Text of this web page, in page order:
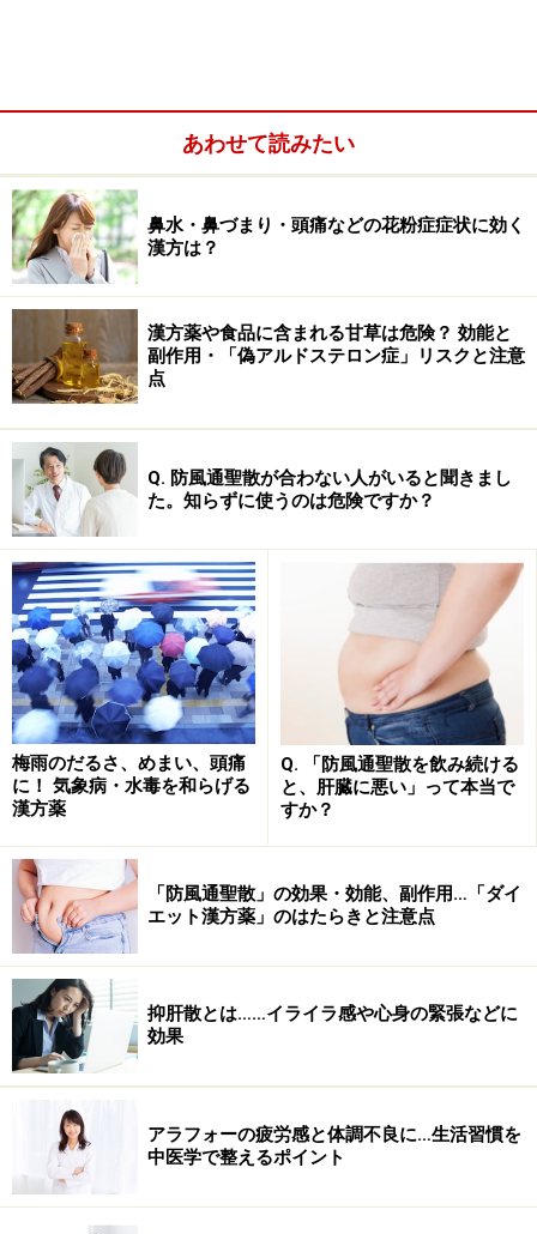
まずは自分の星がどれかチェックしてみましょう。
1940年 六白金星 1964年 九紫火星 1988年 三碧木星
1941年 五黄土星 1965年
1942年 四緑木星 1966年 七赤金星 1990年 一白水星
1943年
三碧木星 1967年 六白金星 1991年 九紫火星
1944年 二黒土星
1945年 一白水星 1969年 四緑木星 1993年 七赤金星
1946年 九紫火星 1970年 三碧木星 1994年
六白金星
1947年
八白土星 1971年 二黒土星 1995年 五黄土星
1948年 七赤金星 1972年 一白水星 1996年 四緑木星
1949年 六白金星 1973年 1997年
三碧木星
1950年 五黄土星 1974年 1998年 二黒土星
1951年 四緑木星 1975年 七赤金星 1999年
一白水星
1952年 三碧木星 1976年 2000年 九紫火星
1953年 二黒土星 1977年 五黄土星 2001年 八白土星
1954年
四緑木星
1955年 九紫火星 1979年 三碧木星 2003年 六白金星
1956年 八白土星 1980年 二黒土星 2004年 五黄土星
1957年 七赤金星 1981年 一白水星 2005年 四緑木星
1958年 六白金星 1982年 九紫火星 2006年 三碧木星
1959年
五黄土星 1983年 八白土星 2007年 二黒土星
1960年
四緑木星
1962年
二黒土星 1986年 五黄土星 2010年 八白土星
1963年
あわせて読みたい
鼻水・鼻づまり・頭痛などの花粉症症状に効く
漢方は？
漢方薬や食品に含まれる甘草は危険？ 効能と
副作用・「偽アルドステロン症」リスクと注意
点
Q. 防風通聖散が合わない人がいると聞きまし
た。知らずに使うのは危険ですか？
梅雨のだるさ、めまい、頭痛
に！ 気象病・水毒を和らげる
漢方薬
Q. 「防風通聖散を飲み続ける
と、肝臓に悪い」って本当で
すか？
「防風通聖散」の効果・効能、副作用…「ダイ
エット漢方薬」のはたらきと注意点
抑肝散とは……イライラ感や心身の緊張などに
効果
アラフォーの疲労感と体調不良に…生活習慣を
中医学で整えるポイント